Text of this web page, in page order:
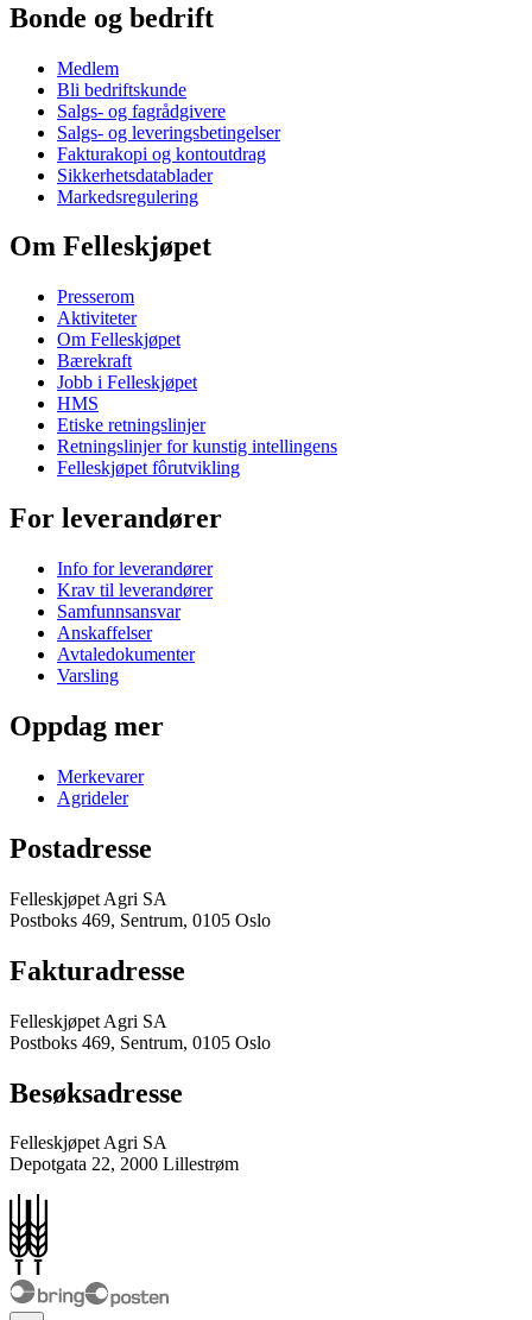
Bonde og bedrift
Medlem
Bli bedriftskunde
Salgs- og fagrådgivere
Salgs- og leveringsbetingelser
Fakturakopi og kontoutdrag
Sikkerhetsdatablader
Markedsregulering
Om Felleskjøpet
Presserom
Aktiviteter
Om Felleskjøpet
Bærekraft
Jobb i Felleskjøpet
HMS
Etiske retningslinjer
Retningslinjer for kunstig intellingens
Felleskjøpet fôrutvikling
For leverandører
Info for leverandører
Krav til leverandører
Samfunnsansvar
Anskaffelser
Avtaledokumenter
Varsling
Oppdag mer
Merkevarer
Agrideler
Postadresse
Felleskjøpet Agri SA
Postboks 469, Sentrum, 0105 Oslo
Fakturadresse
Felleskjøpet Agri SA
Postboks 469, Sentrum, 0105 Oslo
Besøksadresse
Felleskjøpet Agri SA
Depotgata 22, 2000 Lillestrøm